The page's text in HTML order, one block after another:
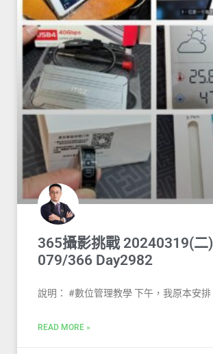
365攝影挑戰 20240319(二)
079/366 Day2982
說明： #數位管理教學 下午，我原本安排
READ MORE »